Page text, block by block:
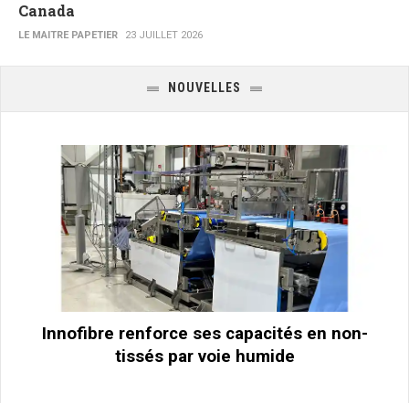
Canada
LE MAITRE PAPETIER 23 JUILLET 2026
NOUVELLES
Innofibre renforce ses capacités en non-
tissés par voie humide